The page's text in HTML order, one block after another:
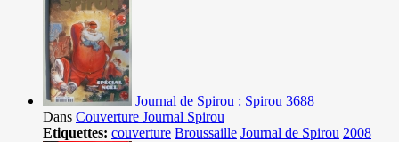
Journal de Spirou : Spirou 3688
Dans Couverture Journal Spirou
Etiquettes: couverture Broussaille Journal de Spirou 2008